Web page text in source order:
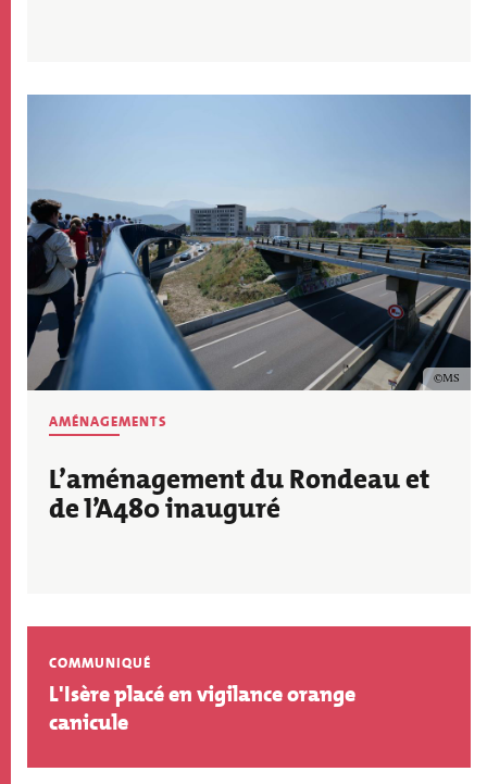
MS
THÉMATIQUE
AMÉNAGEMENTS
L’aménagement du Rondeau et
de l’A480 inauguré
COMMUNIQUÉ
L'Isère placé en vigilance orange
canicule